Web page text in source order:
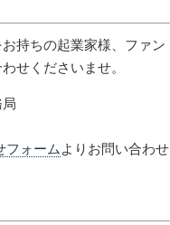
持ちの起業家様、ファ
せくださいませ。
フォーム よりお問い合わ